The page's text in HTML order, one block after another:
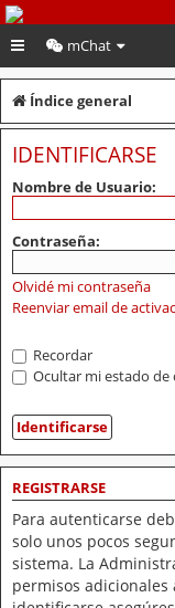
mChat
Índice general
IDENTIFICARSE
Nombre de Usuario:
Contraseña:
Olvidé mi contraseña
Reenviar email de
Recordar
Ocultar mi estado de
REGISTRARSE
Para autenticarse
solo unos pocos
sistema. La
permisos adicionales